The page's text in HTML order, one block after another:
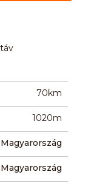
70km
1020m